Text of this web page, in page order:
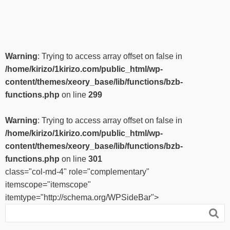
Warning: Trying to access array offset on false in
/home/kirizo/1kirizo.com/public_html/wp-
content/themes/xeory_base/lib/functions/bzb-
functions.php on line 299
Warning: Trying to access array offset on false in
/home/kirizo/1kirizo.com/public_html/wp-
content/themes/xeory_base/lib/functions/bzb-
functions.php on line 301
class="col-md-4" role="complementary"
itemscope="itemscope"
itemtype="http://schema.org/WPSideBar">
